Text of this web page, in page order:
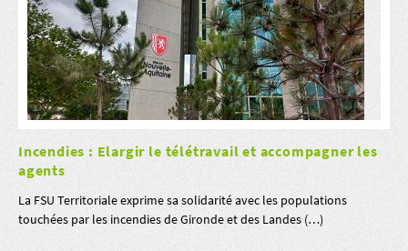
Incendies : Elargir le télétravail et accompagner les
agents
La FSU Territoriale exprime sa solidarité avec les populations
touchées par les incendies de Gironde et des Landes (…)